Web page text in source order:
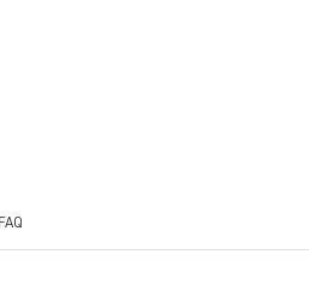
FAQ